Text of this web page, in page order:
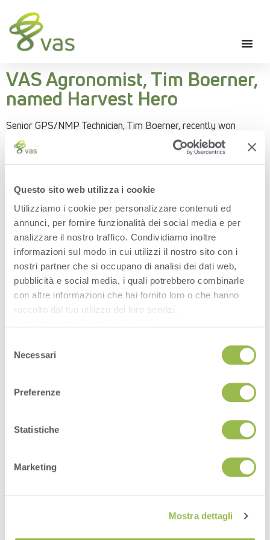
Questo sito web utilizza i cookie
Utilizziamo i cookie per personalizzare contenuti ed
annunci, per fornire funzionalità dei social media e per
analizzare il nostro traffico. Condividiamo inoltre
informazioni sul modo in cui utilizzi il nostro sito con i
nostri partner che si occupano di analisi dei dati web,
pubblicità e social media, i quali potrebbero combinarle
con altre informazioni che hai fornito loro o che hanno
raccolto dal tuo utilizzo dei loro servizi.
delNecessari
Preferenze
Statistiche
Marketing
Mostra dettagli
VAS Agronomist, Tim Boerner,
named Harvest Hero
Senior GPS/NMP Technician, Tim Boerner, recently won
Mosaic Company’s 2020 Harvest Heroes Contest – a contest
that recognizes those who have gone above and beyond to
understanding of multiple ag systems and his clients praise his
problem-solving skills and the care he takes to communicate,
especially during a challenging year. Above and beyond, Tim
also provides his expertise to Agri-View readers as a regular
contributor to their “From the Field Report”.
Now more than ever, we need Harvest Heroes like, Tim.
READ THE FULL ARTICLE FROM THE MOSAIC
COMPANY HERE.